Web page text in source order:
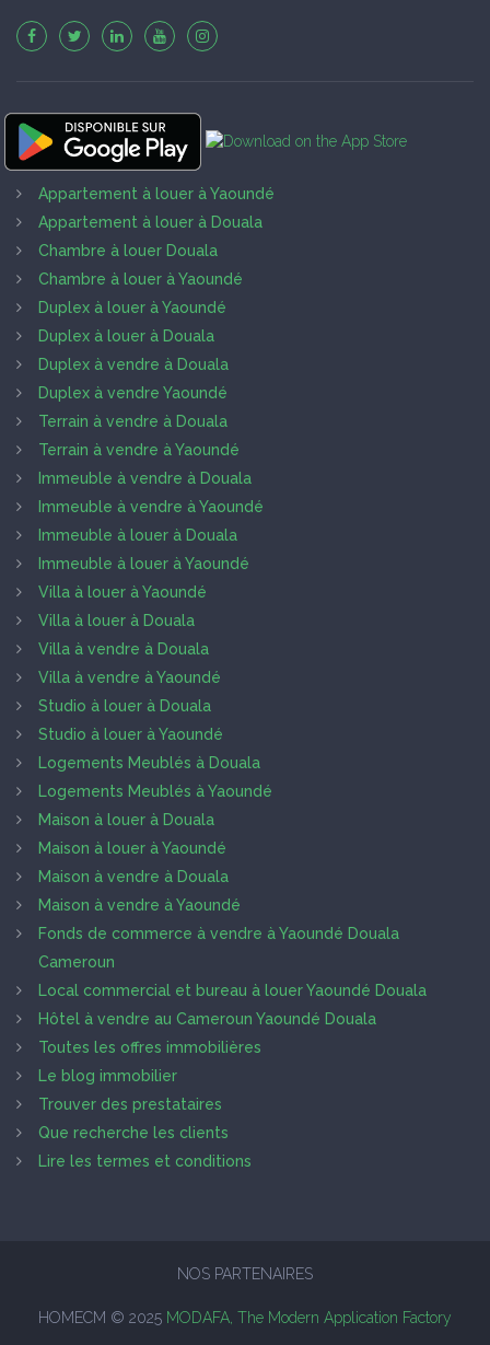
Appartement à louer à Yaoundé
Appartement à louer à Douala
Chambre à louer Douala
Chambre à louer à Yaoundé
Duplex à louer à Yaoundé
Duplex à louer à Douala
Duplex à vendre à Douala
Duplex à vendre Yaoundé
Terrain à vendre à Douala
Terrain à vendre à Yaoundé
Immeuble à vendre à Douala
Immeuble à vendre à Yaoundé
Immeuble à louer à Douala
Immeuble à louer à Yaoundé
Villa à louer à Yaoundé
Villa à louer à Douala
Villa à vendre à Douala
Villa à vendre à Yaoundé
Studio à louer à Douala
Studio à louer à Yaoundé
Logements Meublés à Douala
Logements Meublés à Yaoundé
Maison à louer à Douala
Maison à louer à Yaoundé
Maison à vendre à Douala
Maison à vendre à Yaoundé
Fonds de commerce à vendre à Yaoundé Douala
Cameroun
Local commercial et bureau à louer Yaoundé Douala
Hôtel à vendre au Cameroun Yaoundé Douala
Toutes les offres immobilières
Le blog immobilier
Trouver des prestataires
Que recherche les clients
Lire les termes et conditions
NOS PARTENAIRES
HOMECM © 2025 MODAFA, The Modern Application Factory